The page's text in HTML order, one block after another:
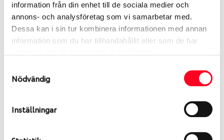
information från din enhet till de sociala medier och
annons- och analysföretag som vi samarbetar med.
Dessa kan i sin tur kombinera informationen med annan
information som du har tillhandahållit eller som de har
Nödvändig
Inställningar
Ange registreringsnummer för att se om det däck
du valt passar din bilmodell. Om du köper däck som
skall sättas på dina befintliga fälgar, se till att kolla
årens lopp och inte vara samma dimension som
bilen hade ut från fabrik.